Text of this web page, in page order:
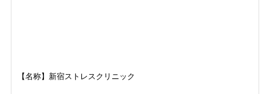
【名称】新宿ストレスクリニック